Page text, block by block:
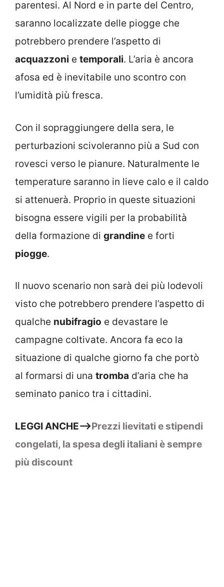
parentesi. Al Nord e in parte del Centro,
saranno localizzate delle piogge che
potrebbero prendere l’aspetto di
acquazzoni e temporali. L’aria è ancora
afosa ed è inevitabile uno scontro con
l’umidità più fresca.
Con il sopraggiungere della sera, le
perturbazioni scivoleranno più a Sud con
rovesci verso le pianure. Naturalmente le
temperature saranno in lieve calo e il caldo
si attenuerà. Proprio in queste situazioni
bisogna essere vigili per la probabilità
della formazione di grandine e forti
piogge.
Il nuovo scenario non sarà dei più lodevoli
visto che potrebbero prendere l’aspetto di
qualche nubifragio e devastare le
campagne coltivate. Ancora fa eco la
situazione di qualche giorno fa che portò
al formarsi di una tromba d’aria che ha
seminato panico tra i cittadini.
LEGGI ANCHE–>Prezzi lievitati e stipendi
congelati, la spesa degli italiani è sempre
più discount